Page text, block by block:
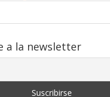
a la newsletter